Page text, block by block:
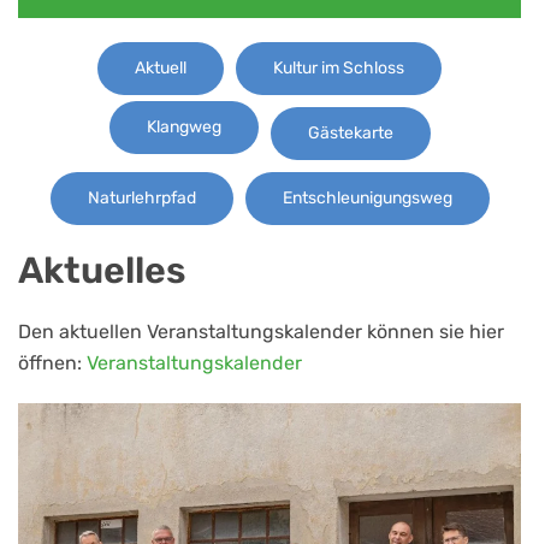
Aktuell Kultur im Schloss
Klangweg Gästekarte
Naturlehrpfad Entschleunigungsweg
Aktuelles
Den aktuellen Veranstaltungskalender können sie hier
öffnen: Veranstaltungskalender